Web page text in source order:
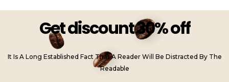
Get discount 30% off
It Is A Long Established Fact That A Reader Will Be Distracted By The
Readable